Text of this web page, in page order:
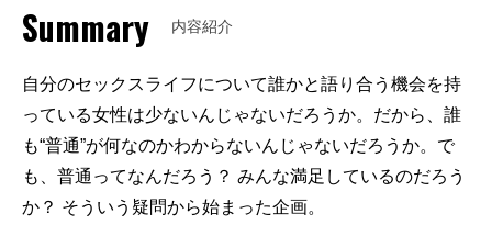
Summary 内容紹介
自分のセックスライフについて誰かと語り合う機会を持
っている女性は少ないんじゃないだろうか。だから、誰
も“普通”が何なのかわからないんじゃないだろうか。で
も、普通ってなんだろう？ みんな満足しているのだろう
か？ そういう疑問から始まった企画。